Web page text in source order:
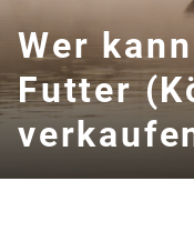
Wer
Futter